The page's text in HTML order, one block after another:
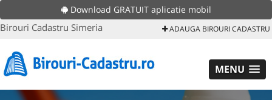
Download GRATUIT aplicatie mobil
Birouri Cadastru Simeria ADAUGA BIROURI CADASTRU
MENU